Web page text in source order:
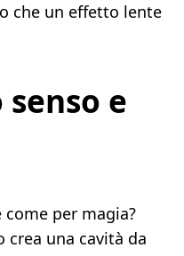
che un effetto lente
e
per magia?
crea una cavità da